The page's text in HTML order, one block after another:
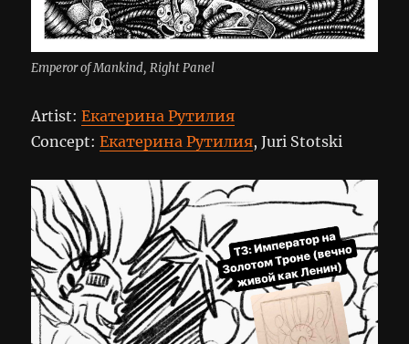
Emperor of Mankind, Right Panel
Artist:Екатерина Рутилия
Concept:Екатерина Рутилия, Juri Stotski